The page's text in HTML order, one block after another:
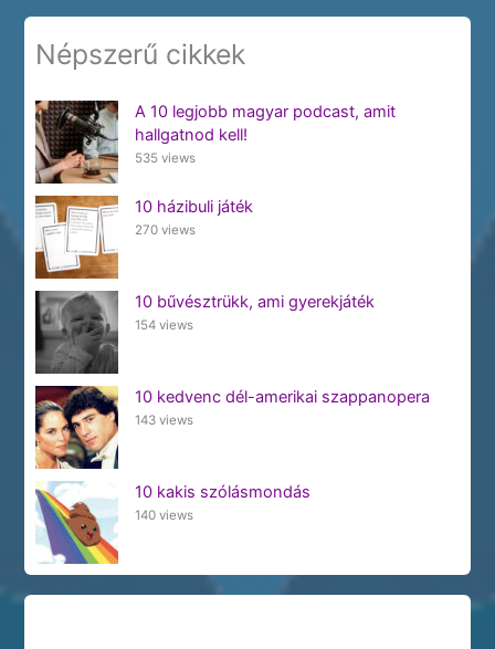
Népszerű cikkek
A 10 legjobb magyar podcast, amit
hallgatnod kell!
535 views
10 házibuli játék
270 views
10 bűvésztrükk, ami gyerekjáték
154 views
10 kedvenc dél-amerikai szappanopera
143 views
10 kakis szólásmondás
140 views